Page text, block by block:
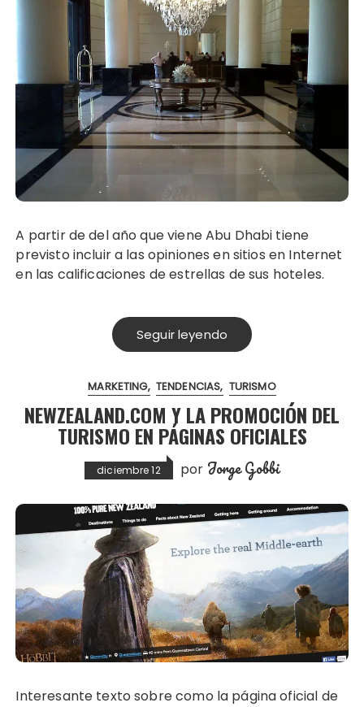
A partir de del año que viene Abu Dhabi tiene
previsto incluir a las opiniones en sitios en Internet
en las calificaciones de estrellas de sus hoteles.
Seguir leyendo
MARKETING TENDENCIAS TURISMO
NEWZEALAND.COM Y LA PROMOCIÓN DEL
TURISMO EN PÁGINAS OFICIALES
diciembre 12 por Jorge Gobbi
Interesante texto sobre como la página oficial de